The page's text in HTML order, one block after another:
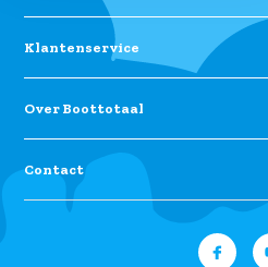
Klantenservice
Over Boottotaal
Contact